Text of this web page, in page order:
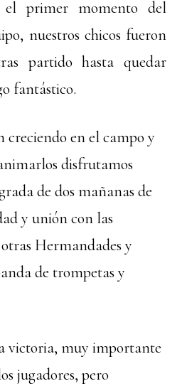
el primer momento del
nuestros chicos fueron
partido hasta quedar
fantástico.
creciendo en el campo y
disfrutamos
de dos mañanas de
y unión con las
Hermandades y
de trompetas y
victoria, muy importante
jugadores, pero